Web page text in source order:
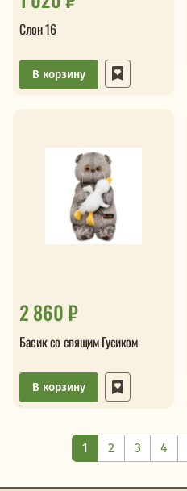
Слон 16
В корзину
2 860 ₽
Басик со спящим Гусиком
В корзину
1 2 3 4